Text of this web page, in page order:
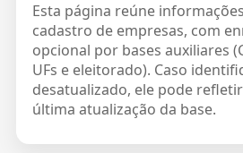
Esta página reúne
cadastro de empresas, com
opcional por bases auxiliares
UFs e eleitorado). Caso
desatualizado, ele pode
última atualização da base.